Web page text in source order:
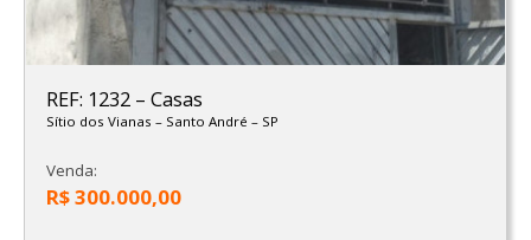
REF: 1232 – Casas
Sítio dos Vianas – Santo André – SP
Venda:
R$ 300.000,00